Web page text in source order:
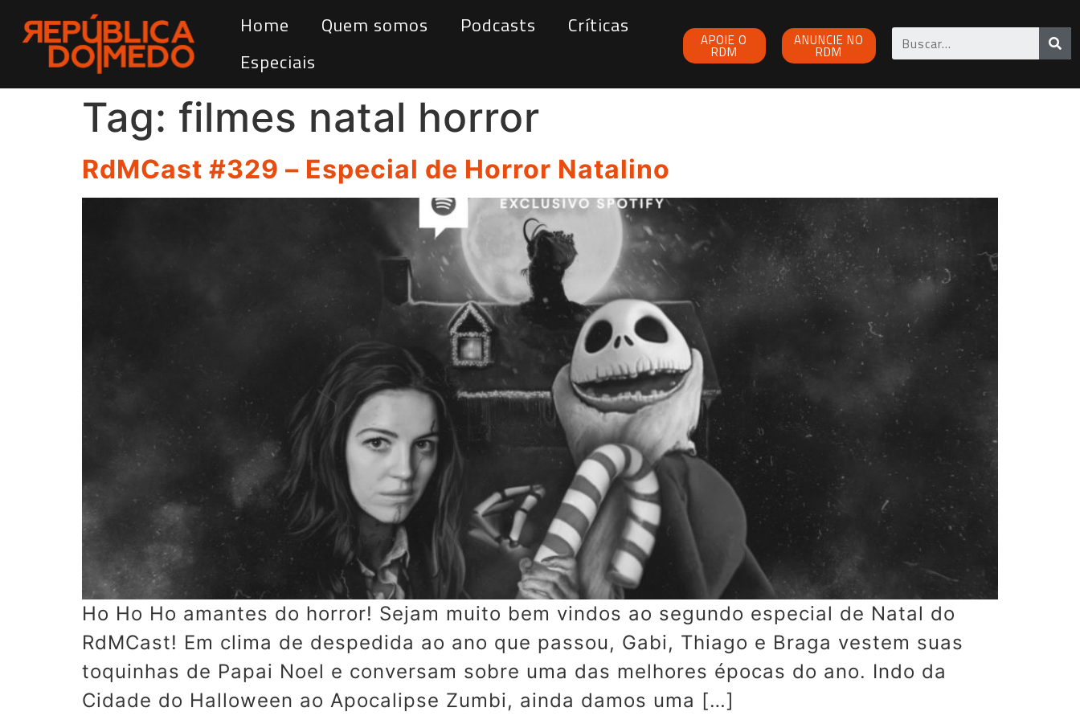
Home Quem somos Podcasts
Críticas
Especiais
APOIE O
RDM
ANUNCIE NO
RDM
Tag: filmes natal horror
RdMCast #329 – Especial de Horror Natalino
Ho Ho Ho amantes do horror! Sejam muito bem vindos ao segundo especial de Natal do
RdMCast! Em clima de despedida ao ano que passou, Gabi, Thiago e Braga vestem suas
toquinhas de Papai Noel e conversam sobre uma das melhores épocas do ano. Indo da
Cidade do Halloween ao Apocalipse Zumbi, ainda damos uma […]